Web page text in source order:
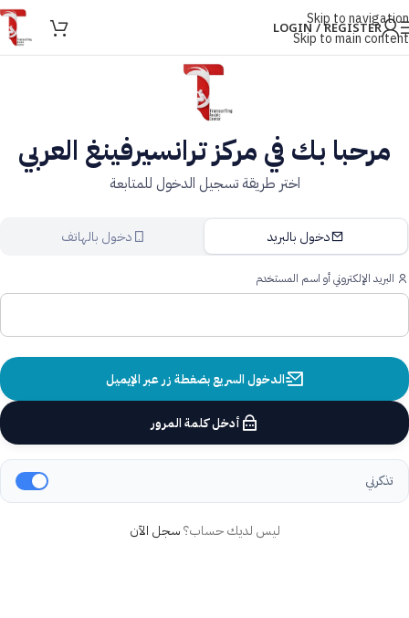
Skip to navigation
Skip to main content
LOGIN / REGISTER
مرحبا بك في مركز ترانسيرفينغ العربي
اختر طريقة تسجيل الدخول للمتابعة
دخول بالبريد دخول بالهاتف
البريد الإلكتروني أو اسم المستخدم
الدخول السريع بضغطة زر عبر الإيميل
أدخل كلمة المرور
تذكرني
ليس لديك حساب؟سجل الآن